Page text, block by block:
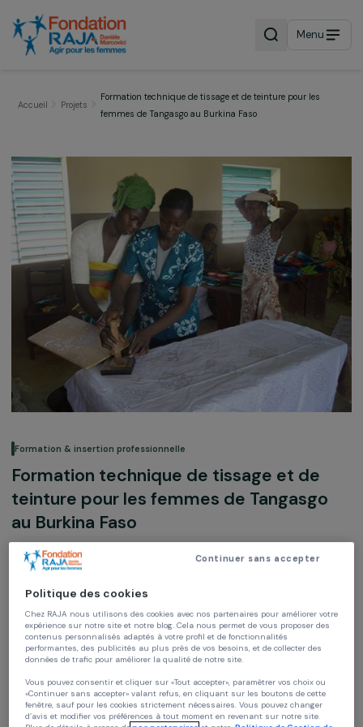
Menu
Formation & insertion professionnelle
Formation technique de tissage et de
teinture pour les femmes de
Prince Mossi
Burkina Faso,Afrique
Soutenu en 2008
Politique des cookies
Chez RAJA nous utilisons des cookies avec nos partenaires pour améliorer
expérience sur notre site et notre blog. Cela nous permet de vous proposer
contenus personnalisés adaptés à votre profil et de fonctionnalités
performantes, des publicités au plus près de vos besoins, et de collecter des
Continuer sans accepter